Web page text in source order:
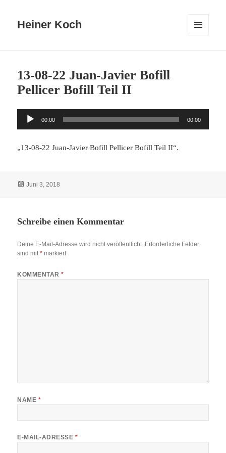
Heiner Koch
13-08-22 Juan-Javier Bofill
Pellicer Bofill Teil II
Audio-
00:00 00:00
„13-08-22 Juan-Javier Bofill Pellicer Bofill Teil II“.
Veröffentlicht
Juni 3, 2018
Schreibe einen Kommentar
Deine E-Mail-Adresse wird nicht veröffentlicht. Erforderliche Felder
sind mit* markiert
KOMMENTAR*
NAME *
E-MAIL-ADRESSE *